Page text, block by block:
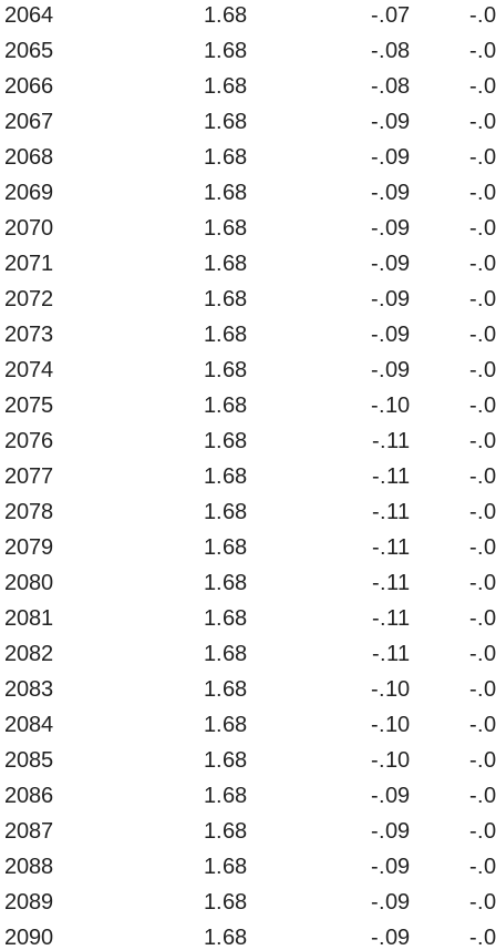
2064
1.68 -.07
-
2065
1.68 -.08
-
2066
1.68 -.08
-
2067
1.68 -.09
-
2068
1.68 -.09
-
2069
1.68 -.09
-
2070
1.68 -.09
-
2071
1.68 -.09
-
2072
1.68 -.09
-
2073
1.68 -.09
-
2074
1.68 -.09
-
2075
1.68 -.10
-
2076
1.68 -.11
-
2077
1.68 -.11
-
2078
1.68 -.11
-
2079
1.68 -.11
-
2080
1.68 -.11
-
2081
1.68 -.11
-
2082
1.68 -.11
-
2083
1.68 -.10
-
2084
1.68 -.10
-
2085
1.68 -.10
-
2086
1.68 -.09
-
2087
1.68 -.09
-
2088
1.68 -.09
-
2089
1.68 -.09
-
2090
1.68 -.09
-